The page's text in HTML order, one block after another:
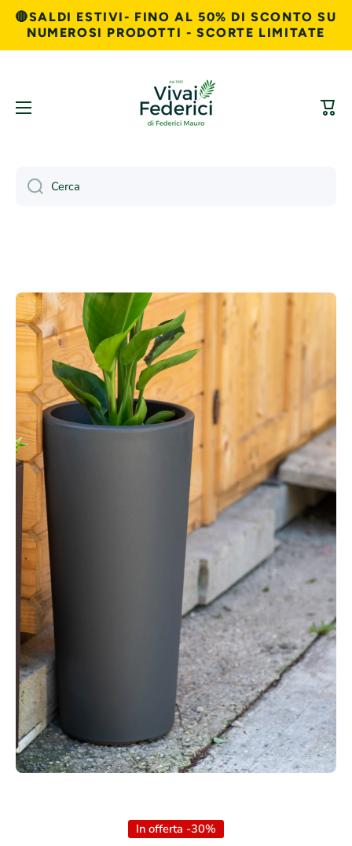
🔴SALDI ESTIVI- FINO AL 50% DI SCONTO SU
NUMEROSI PRODOTTI - SCORTE LIMITATE
Vai direttamente ai contenuti
Cerca
Passa alle informazioni sul prodotto
In offerta -30%